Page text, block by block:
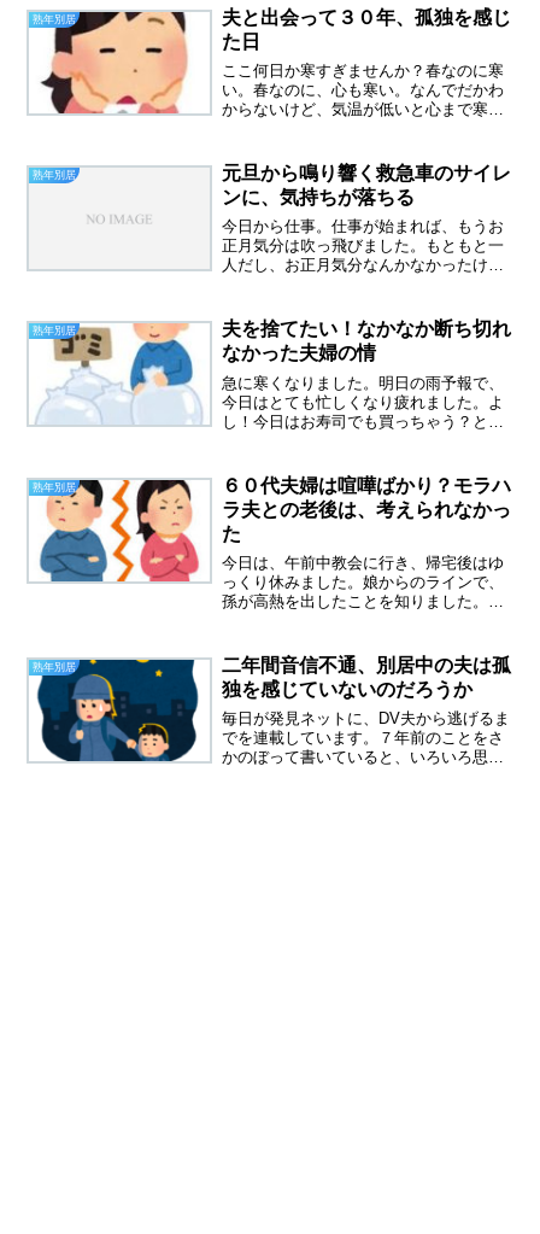
いのは隣の奥さんからの電話なのです。
またいっきに心労が増しそ...
熟年別居
夫と出会って３０年、孤独を感じ
た日
ここ何日か寒すぎませんか？春なのに寒
い。春なのに、心も寒い。なんでだかわ
からないけど、気温が低いと心まで寒く
ごい久しぶりです。今日はなぜか家族連
れや夫婦連れが目に入って...
熟年別居
元旦から鳴り響く救急車のサイレ
ンに、気持ちが落ちる
今日から仕事。仕事が始まれば、もうお
正月気分は吹っ飛びました。もともと一
人だし、お正月気分なんかなかったけ
です。そして今日も人手不足、パートさ
んが半分くらいしか出勤して...
熟年別居
夫を捨てたい！なかなか断ち切れ
なかった夫婦の情
急に寒くなりました。明日の雨予報で、
今日はとても忙しくなり疲れました。よ
し！今日はお寿司でも買っちゃう？と思
ロナウイルスですが、コロナ禍で、熟年
離婚が急増したという記事...
熟年別居
６０代夫婦は喧嘩ばかり？モラハ
ラ夫との老後は、考えられなかっ
た
今日は、午前中教会に行き、帰宅後はゆ
っくり休みました。娘からのラインで、
孫が高熱を出したことを知りました。孫
れるそうです。（もう忘れてた）孫は３
９度の高熱が二日続いてい...
熟年別居
二年間音信不通、別居中の夫は孤
独を感じていないのだろうか
毎日が発見ネットに、DV夫から逃げるま
でを連載しています。７年前のことをさ
かのぼって書いていると、いろいろ思い